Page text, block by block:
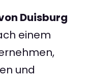
Duisburg
einem
und